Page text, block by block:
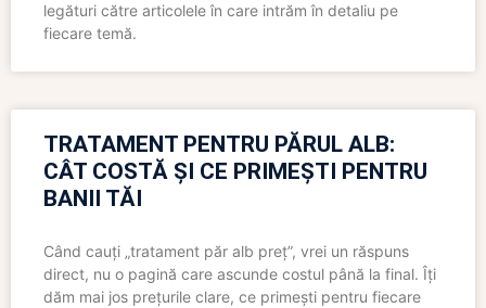
legături către articolele în care intrăm în detaliu pe
fiecare temă.
TRATAMENT PENTRU PĂRUL ALB:
CÂT COSTĂ ȘI CE PRIMEȘTI PENTRU
BANII TĂI
Când cauți „tratament păr alb preț”, vrei un răspuns
direct, nu o pagină care ascunde costul până la final. Îți
dăm mai jos prețurile clare, ce primești pentru fiecare